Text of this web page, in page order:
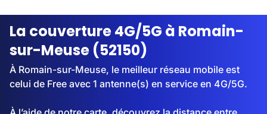
Streaming
La couverture 4G/5G à Romain-
sur-Meuse (52150)
À Romain-sur-Meuse, le meilleur réseau mobile est
celui de Free avec 1 antenne(s) en service en 4G/5G.